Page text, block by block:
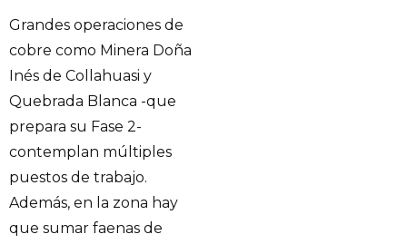
Grandes operaciones de
cobre como Minera Doña
Inés de Collahuasi y
Quebrada Blanca -que
prepara su Fase 2-
contemplan múltiples
puestos de trabajo.
Además, en la zona hay
que sumar faenas de